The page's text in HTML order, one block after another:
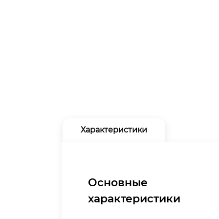
Характеристики